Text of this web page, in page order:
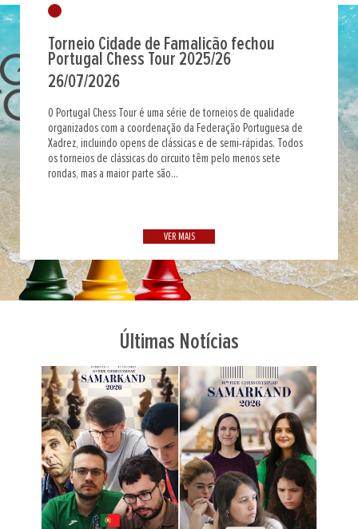
Torneio Cidade de Famalicão fechou
Portugal Chess Tour 2025/26
26/07/2026
O Portugal Chess Tour é uma série de torneios de qualidade
organizados com a coordenação da Federação Portuguesa de
Xadrez, incluindo opens de clássicas e de semi-rápidas. Todos
os torneios de clássicas do circuito têm pelo menos sete
rondas, mas a maior parte são...
VER MAIS
Últimas Notícias